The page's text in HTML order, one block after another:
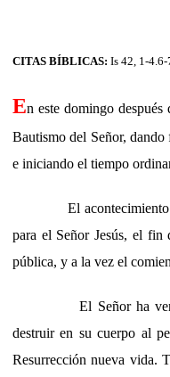
CITAS BÍBLICAS: Is 42, 1-
En este domingo
Bautismo del Señor,
e iniciando el tiempo
El acontecimiento
para el Señor Jesús, el
pública, y a la vez el
El Señor ha venido
destruir en su cuerpo al
Resurrección nueva vida.